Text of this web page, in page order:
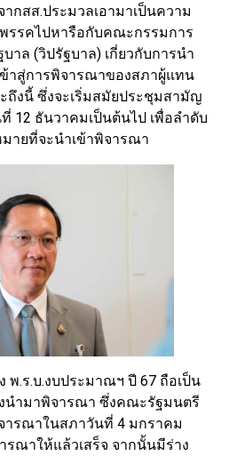
กสส.ประมวลเอามาเป็นความ
รรคไปหารือกับคณะกรรมการ
าล (วิปรัฐบาล) เกี่ยวกับการนำ
ข้าสู่การพิจารณาของสภาผู้แทน
ถึงนี้ ซึ่งจะเริ่มสมัยประชุมสามัญ
12 ธันวาคมเป็นต้นไป เพื่อลำดับ
ายที่จะนำเข้าพิจารณา
พ.ร.บ.งบประมาณฯ ปี 67 ถือเป็น
นำมาพิจารณา ซึ่งคณะรัฐมนตรี
ารณาในสภาวันที่ 4 มกราคม
รณาให้แล้วเสร็จ จากนั้นมีร่าง